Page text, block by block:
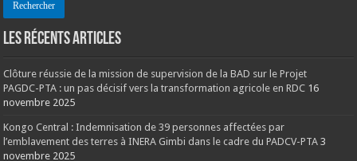
LES RÉCENTS ARTICLES
Clôture réussie de la mission de supervision de la BAD sur le Projet
PAGDC-PTA : un pas décisif vers la transformation agricole en RDC 16
novembre 2025
Kongo Central : Indemnisation de 39 personnes affectées par
l’emblavement des terres à INERA Gimbi dans le cadre du PADCV-PTA 3
novembre 2025